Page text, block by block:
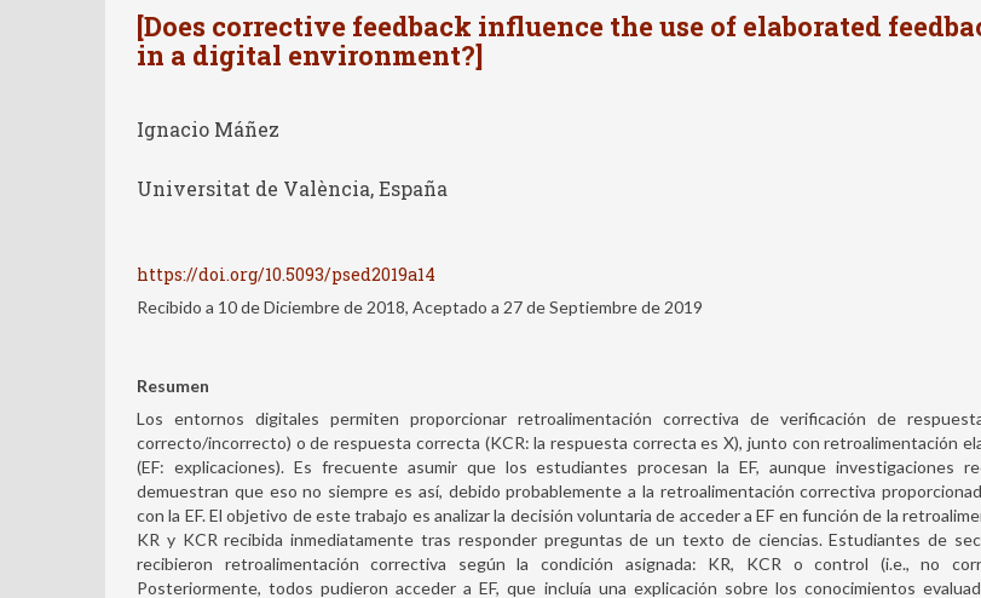
[Does corrective feedback influence the use of elaborated
in a digital environment?]
Ignacio Máñez
Universitat de València, España
https://doi.org/10.5093/psed2019a14
Recibido a 10 de Diciembre de 2018, Aceptado a 27 de Septiembre de 2019
Resumen
Los entornos digitales permiten proporcionar retroalimentación correctiva de verificación de
correcto/incorrecto) o de respuesta correcta (KCR: la respuesta correcta es X), junto con retroalimentación
(EF: explicaciones). Es frecuente asumir que los estudiantes procesan la EF, aunque investigaciones
demuestran que eso no siempre es así, debido probablemente a la retroalimentación correctiva
con la EF. El objetivo de este trabajo es analizar la decisión voluntaria de acceder a EF en función de la
KR y KCR recibida inmediatamente tras responder preguntas de un texto de ciencias. Estudiantes de
recibieron retroalimentación correctiva según la condición asignada: KR, KCR o control (i.e., no
Posteriormente, todos pudieron acceder a EF, que incluía una explicación sobre los conocimientos